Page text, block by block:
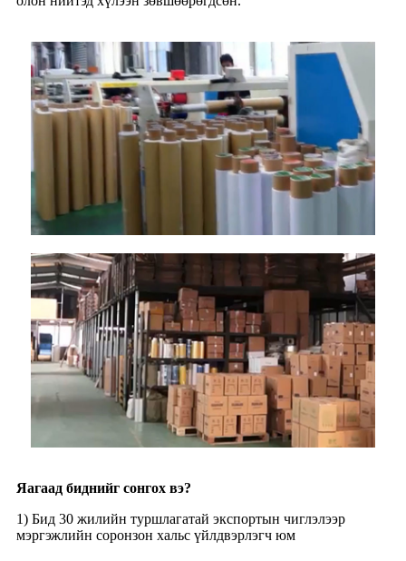
Яагаад биднийг сонгох вэ?
1) Бид 30 жилийн туршлагатай экспортын чиглэлээр
мэргэжлийн соронзон хальс үйлдвэрлэгч юм